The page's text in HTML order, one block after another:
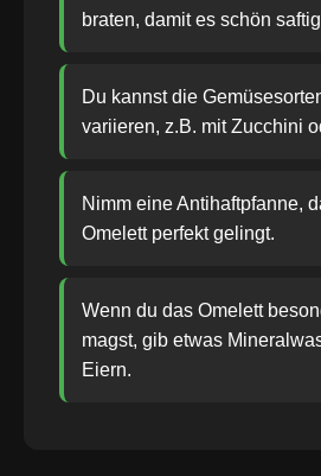
braten, damit es schön
Du kannst die
variieren, z.B. mit Zucchini
Nimm eine Antihaftpfanne,
Omelett perfekt gelingt.
Wenn du das Omelett
magst, gib etwas
Eiern.